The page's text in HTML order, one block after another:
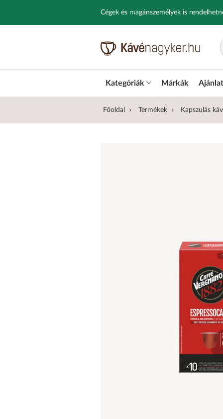
Cégek és magánszemélyek is
Kategóriák Márkák
Főoldal Termékek Kapszulás